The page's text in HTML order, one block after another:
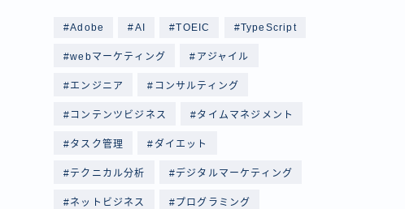
Adobe AI TOEIC TypeScript
webマーケティング アジャイル
エンジニア コンサルティング
コンテンツビジネス タイムマネジメント
タスク管理 ダイエット
テクニカル分析 デジタルマーケティング
ネットビジネス プログラミング